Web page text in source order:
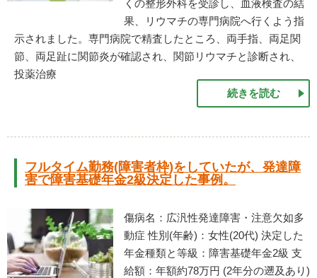
くの整形外科を受診し、血液検査の結
果、リウマチの専門病院へ行くよう指
示されました。専門病院で精査したところ、両手指、両足関
節、両足趾に関節炎が確認され、関節リウマチと診断され、
投薬治療
続きを読む
フルタイム勤務(障害者枠)をしていたが、発達障
害で障害基礎年金2級決定した事例。
傷病名：広汎性発達障害・注意欠如多
動症 性別(年齢)：女性(20代) 決定した
年金種類と等級：障害基礎年金2級 支
給額：年額約78万円 (2年分の遡及あり)